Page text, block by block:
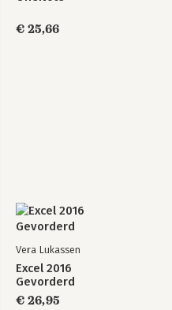
€ 25,66
Vera Lukassen
Excel 2016
Gevorderd
€ 26,95